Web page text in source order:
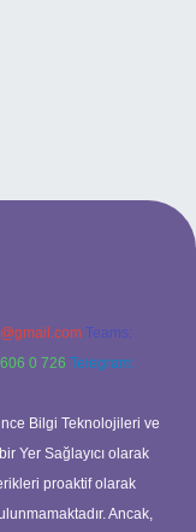
Teams:
0 726 Telegram:
Bilgi Teknolojileri ve
Yer Sağlayıcı olarak
proaktif olarak
Ancak,